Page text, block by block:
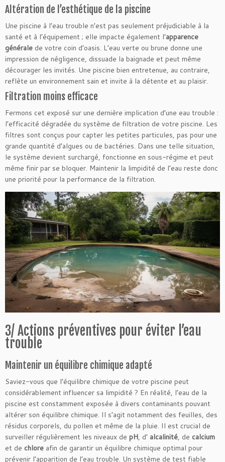
Altération de l’esthétique de la piscine
Une piscine à l’eau trouble n’est pas seulement préjudiciable à la
santé et à l’équipement ; elle impacte également l’apparence
générale de votre coin d’oasis. L’eau verte ou brune donne une
impression de négligence, dissuade la baignade et peut même
décourager les invités. Une piscine bien entretenue, au contraire,
reflète un environnement sain et invite à la détente et au plaisir.
Filtration moins efficace
Fermons cet exposé sur une dernière implication d’une eau trouble :
l’efficacité dégradée du système de filtration de votre piscine. Les
filtres sont conçus pour capter les petites particules, pas pour une
grande quantité d’algues ou de bactéries. Dans une telle situation,
le système devient surchargé, fonctionne en sous-régime et peut
même finir par se bloquer. Maintenir la limpidité de l’eau reste donc
une priorité pour la performance de la filtration.
3/ Actions préventives pour éviter l’eau
trouble
Maintenir un équilibre chimique adapté
Saviez-vous que l’équilibre chimique de votre piscine peut
considérablement influencer sa limpidité ? En réalité, l’eau de la
piscine est constamment exposée à divers contaminants pouvant
altérer son équilibre chimique. Il s’agit notamment des feuilles, des
résidus corporels, du pollen et même de la pluie. Il est crucial de
surveiller régulièrement les niveaux de pH, d’ alcalinité, de calcium
et de chlore afin de garantir un équilibre chimique optimal pour
prévenir l’apparition de l’eau trouble. Un système de test fiable